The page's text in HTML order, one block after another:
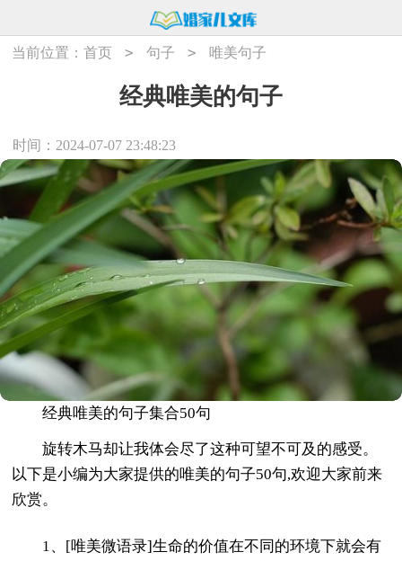
当前位置：首页 > 句子 > 唯美句子
经典唯美的句子
时间：2024-07-07 23:48:23
经典唯美的句子集合50句
旋转木马却让我体会尽了这种可望不可及的感受。
以下是小编为大家提供的唯美的句子50句,欢迎大家前来
欣赏。
1、[唯美微语录]生命的价值在不同的环境下就会有